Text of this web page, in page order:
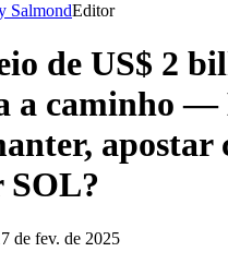
SalmondEditor
de US$ 2
a caminho —
apostar
SOL?
de fev. de 2025